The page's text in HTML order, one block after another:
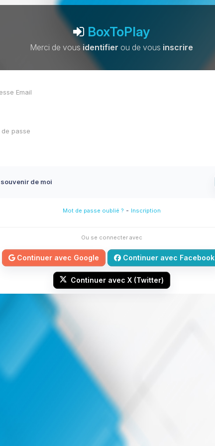
BoxToPlay
Merci de vousidentifier ou de vous inscrire
de moi
Mot de passe oublié ? - Inscription
Ou se connecter avec
Continuer avec Google Continuer avec Facebook
Continuer avec X (Twitter)